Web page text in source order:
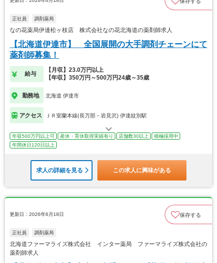
正社員 調剤薬局
なの花薬局伊達松ヶ枝店 株式会社なの花北海道の薬剤師求人
【北海道伊達市】 全国展開の大手調剤チェーンにて
薬剤師募集！
給与
【月収】23.0万円以上
【年収】350万円～500万円24歳～35歳
勤務地 北海道 伊達市
アクセス ＪＲ室蘭本線(長万部－岩見沢) 伊達紋別駅
年収500万円以上可 産休・育休取得実績有り 店舗数30以上
積極採用中
年間休日120日以上
求人の詳細を見る この求人に興味がある
更新日：2026年6月18日 保存する
正社員 調剤薬局
北海道ファーマライズ株式会社 インター薬局 ファーマライズ株式会社の
薬剤師求人